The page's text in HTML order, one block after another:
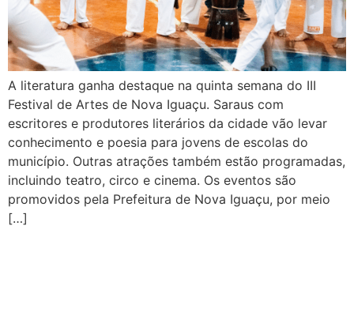
A literatura ganha destaque na quinta semana do III
Festival de Artes de Nova Iguaçu. Saraus com
escritores e produtores literários da cidade vão levar
conhecimento e poesia para jovens de escolas do
município. Outras atrações também estão programadas,
incluindo teatro, circo e cinema. Os eventos são
promovidos pela Prefeitura de Nova Iguaçu, por meio
[…]